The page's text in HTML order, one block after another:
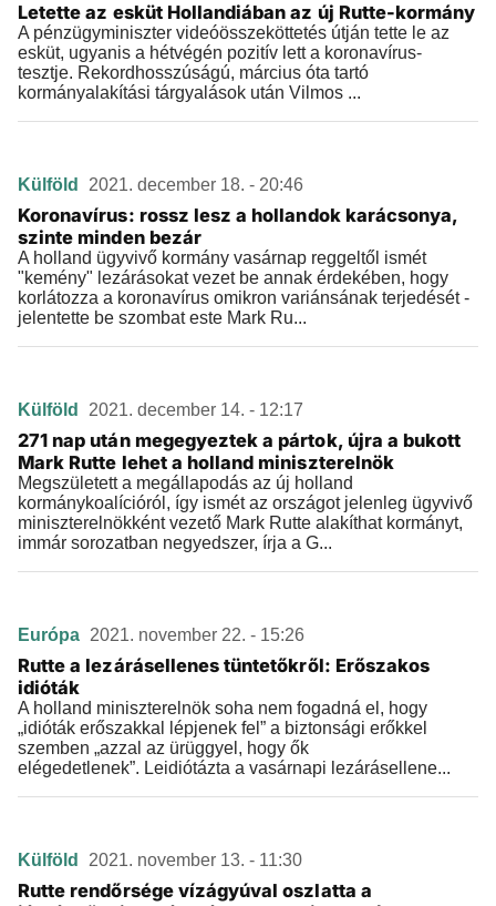
Letette az esküt Hollandiában az új Rutte-kormány
A pénzügyminiszter videóösszeköttetés útján tette le az
esküt, ugyanis a hétvégén pozitív lett a koronavírus-
tesztje. Rekordhosszúságú, március óta tartó
kormányalakítási tárgyalások után Vilmos ...
Külföld 2021. december 18. - 20:46
Koronavírus: rossz lesz a hollandok karácsonya,
szinte minden bezár
A holland ügyvivő kormány vasárnap reggeltől ismét
"kemény" lezárásokat vezet be annak érdekében, hogy
korlátozza a koronavírus omikron variánsának terjedését -
jelentette be szombat este Mark Ru...
Külföld 2021. december 14. - 12:17
271 nap után megegyeztek a pártok, újra a bukott
Mark Rutte lehet a holland miniszterelnök
Megszületett a megállapodás az új holland
kormánykoalícióról, így ismét az országot jelenleg ügyvivő
miniszterelnökként vezető Mark Rutte alakíthat kormányt,
immár sorozatban negyedszer, írja a G...
Európa 2021. november 22. - 15:26
Rutte a lezárásellenes tüntetőkről: Erőszakos
idióták
A holland miniszterelnök soha nem fogadná el, hogy
„idióták erőszakkal lépjenek fel” a biztonsági erőkkel
szemben „azzal az ürüggyel, hogy ők
elégedetlenek”. Leidiótázta a vasárnapi lezárásellene...
Külföld 2021. november 13. - 11:30
Rutte rendőrsége vízágyúval oszlatta a